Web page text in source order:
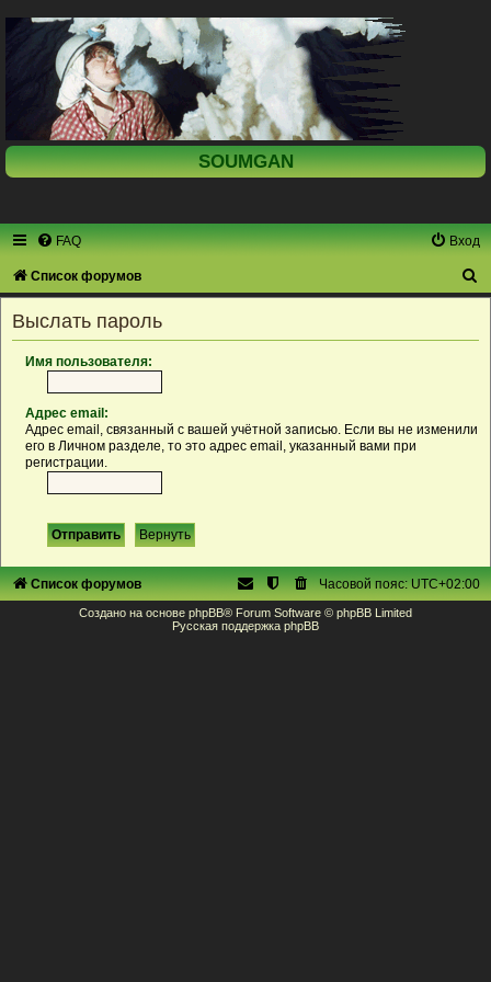
SOUMGAN
FAQ Вход
Список форумов
Выслать пароль
Имя пользователя:
Адрес email:
Адрес email, связанный с вашей учётной записью. Если вы не изменили
его в Личном разделе, то это адрес email, указанный вами при
регистрации.
Список форумов Часовой пояс:UTC+02:00
Создано на основе phpBB® Forum Software © phpBB Limited
Русская поддержка phpBB